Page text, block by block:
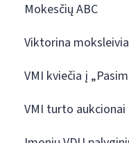
Mokesčių ABC
Viktorina
VMI kviečia į
VMI turto aukcionai